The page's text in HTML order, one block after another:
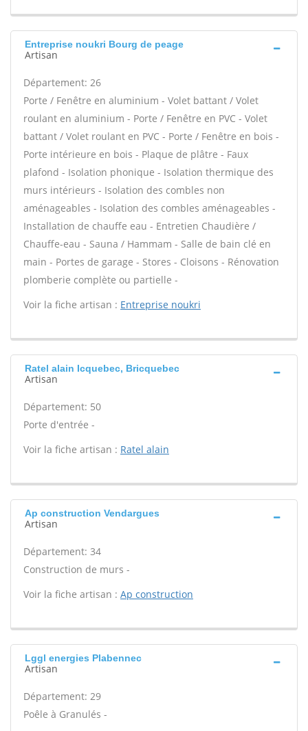
Entreprise noukri Bourg de peage
Artisan
Département: 26
Porte / Fenêtre en aluminium - Volet battant / Volet
roulant en aluminium - Porte / Fenêtre en PVC - Volet
battant / Volet roulant en PVC - Porte / Fenêtre en bois -
Porte intérieure en bois - Plaque de plâtre - Faux
plafond - Isolation phonique - Isolation thermique des
murs intérieurs - Isolation des combles non
aménageables - Isolation des combles aménageables -
Installation de chauffe eau - Entretien Chaudière /
Chauffe-eau - Sauna / Hammam - Salle de bain clé en
main - Portes de garage - Stores - Cloisons - Rénovation
plomberie complète ou partielle -
Voir la fiche artisan : Entreprise noukri
Ratel alain Icquebec, Bricquebec
Artisan
Département: 50
Porte d'entrée -
Voir la fiche artisan : Ratel alain
Ap construction Vendargues
Artisan
Département: 34
Construction de murs -
Voir la fiche artisan : Ap construction
Lggl energies Plabennec
Artisan
Département: 29
Poêle à Granulés -